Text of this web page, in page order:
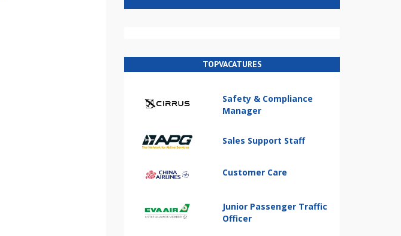
TOPVACATURES
Safety & Compliance
Manager
Sales Support Staff
Customer Care
Junior Passenger Traffic
Officer